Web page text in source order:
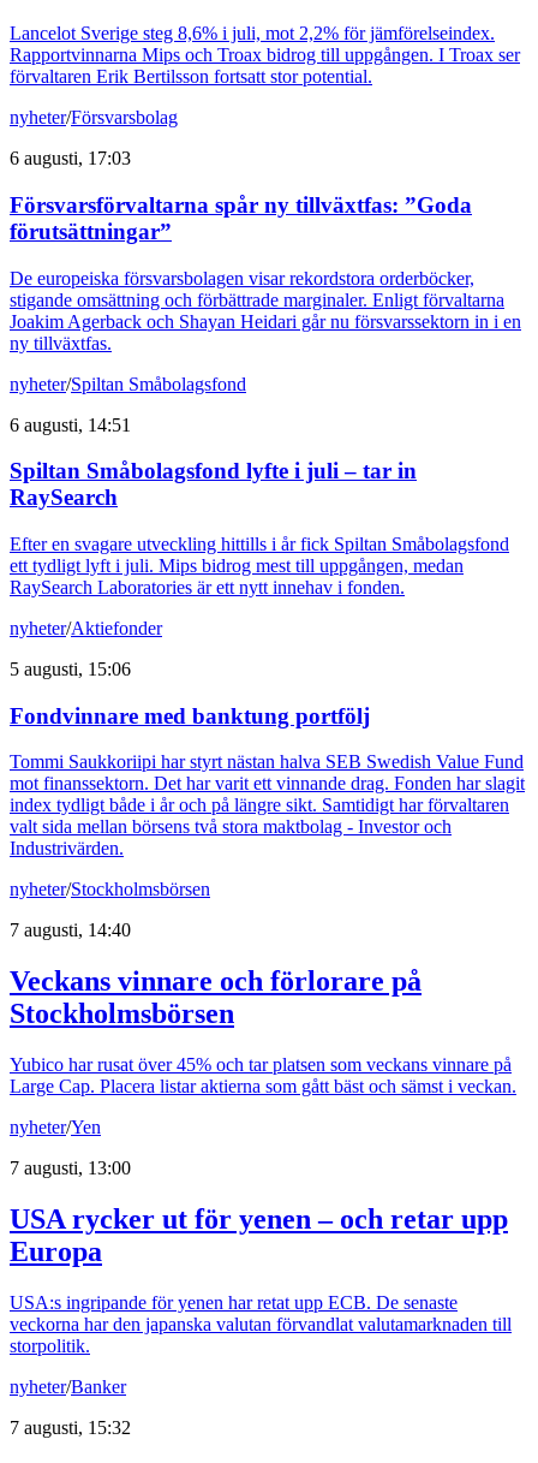
Lancelot Sverige steg 8,6% i juli, mot 2,2% för jämförelseindex.
Rapportvinnarna Mips och Troax bidrog till uppgången. I Troax ser
förvaltaren Erik Bertilsson fortsatt stor potential.
nyheter/Försvarsbolag
6 augusti, 17:03
Försvarsförvaltarna spår ny tillväxtfas: ”Goda
förutsättningar”
De europeiska försvarsbolagen visar rekordstora orderböcker,
stigande omsättning och förbättrade marginaler. Enligt förvaltarna
Joakim Agerback och Shayan Heidari går nu försvarssektorn in i en
ny tillväxtfas.
nyheter/Spiltan Småbolagsfond
6 augusti, 14:51
Spiltan Småbolagsfond lyfte i juli – tar in
RaySearch
Efter en svagare utveckling hittills i år fick Spiltan Småbolagsfond
ett tydligt lyft i juli. Mips bidrog mest till uppgången, medan
RaySearch Laboratories är ett nytt innehav i fonden.
nyheter/Aktiefonder
5 augusti, 15:06
Fondvinnare med banktung portfölj
Tommi Saukkoriipi har styrt nästan halva SEB Swedish Value Fund
mot finanssektorn. Det har varit ett vinnande drag. Fonden har slagit
index tydligt både i år och på längre sikt. Samtidigt har förvaltaren
valt sida mellan börsens två stora maktbolag - Investor och
Industrivärden.
nyheter/Stockholmsbörsen
7 augusti, 14:40
Veckans vinnare och förlorare på
Stockholmsbörsen
Yubico har rusat över 45% och tar platsen som veckans vinnare på
Large Cap. Placera listar aktierna som gått bäst och sämst i veckan.
nyheter/Yen
7 augusti, 13:00
USA rycker ut för yenen – och retar upp
Europa
USA:s ingripande för yenen har retat upp ECB. De senaste
veckorna har den japanska valutan förvandlat valutamarknaden till
storpolitik.
nyheter/Banker
7 augusti, 15:32